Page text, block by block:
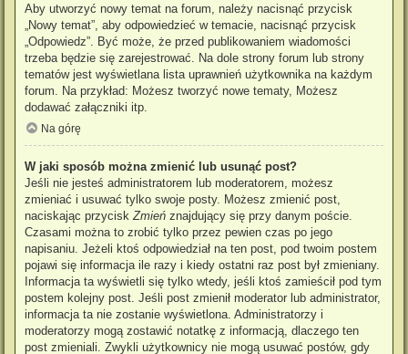
Aby utworzyć nowy temat na forum, należy nacisnąć przycisk
„Nowy temat”, aby odpowiedzieć w temacie, nacisnąć przycisk
„Odpowiedz”. Być może, że przed publikowaniem wiadomości
trzeba będzie się zarejestrować. Na dole strony forum lub strony
tematów jest wyświetlana lista uprawnień użytkownika na każdym
forum. Na przykład: Możesz tworzyć nowe tematy, Możesz
dodawać załączniki itp.
Na górę
W jaki sposób można zmienić lub usunąć post?
Jeśli nie jesteś administratorem lub moderatorem, możesz
zmieniać i usuwać tylko swoje posty. Możesz zmienić post,
naciskając przyciskZmień znajdujący się przy danym poście.
Czasami można to zrobić tylko przez pewien czas po jego
napisaniu. Jeżeli ktoś odpowiedział na ten post, pod twoim postem
pojawi się informacja ile razy i kiedy ostatni raz post był zmieniany.
Informacja ta wyświetli się tylko wtedy, jeśli ktoś zamieścił pod tym
postem kolejny post. Jeśli post zmienił moderator lub administrator,
informacja ta nie zostanie wyświetlona. Administratorzy i
moderatorzy mogą zostawić notatkę z informacją, dlaczego ten
post zmieniali. Zwykli użytkownicy nie mogą usuwać postów, gdy